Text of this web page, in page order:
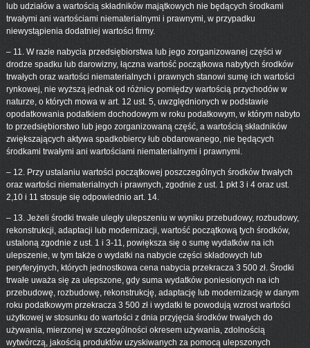
lub udziałów a wartością składników majątkowych nie będących środkami
trwałymi ani wartościami niematerialnymi i prawnymi, w przypadku
niewystąpienia dodatniej wartości firmy.
– 11. W razie nabycia przedsiębiorstwa lub jego zorganizowanej części w
drodze spadku lub darowizny, łączna wartość początkowa nabytych środków
trwałych oraz wartości niematerialnych i prawnych stanowi sumę ich wartości
rynkowej, nie wyższą jednak od różnicy pomiędzy wartością przychodów w
naturze, o których mowa w art. 12 ust. 5, uwzględnionych w podstawie
opodatkowania podatkiem dochodowym w roku podatkowym, w którym nabyto
to przedsiębiorstwo lub jego zorganizowaną część, a wartością składników
zwiększających aktywa spadkobiercy łub obdarowanego, nie będących
środkami trwałymi ani wartościami niematerialnymi i prawnymi.
– 12. Przy ustalaniu wartości początkowej poszczególnych środków trwałych
oraz wartości niematerialnych i prawnych, zgodnie z ust. 1 pkt 3 i 4 oraz ust.
2,10 i 11 stosuje się odpowiednio art. 14.
– 13. Jeżeli środki trwałe uległy ulepszeniu w wyniku przebudowy, rozbudowy,
rekonstrukcji, adaptacji lub modernizacji, wartość początkową tych środków,
ustaloną zgodnie z ust. 1 i 3-11, powiększa się o sumę wydatków na ich
ulepszenie, w tym także o wydatki na nabycie części składowych lub
peryferyjnych, których jednostkowa cena nabycia przekracza 3 500 zł. Środki
trwałe uważa się za ulepszone, gdy suma wydatków poniesionych na ich
przebudowę, rozbudowę, rekonstrukcję, adaptację lub modernizację w danym
roku podatkowym przekracza 3 500 zł i wydatki te powodują wzrost wartości
użytkowej w stosunku do wartości z dnia przyjęcia środków trwałych do
używania, mierzonej w szczególności okresem używania, zdolnością
wytwórczą, jakością produktów uzyskiwanych za pomocą ulepszonych